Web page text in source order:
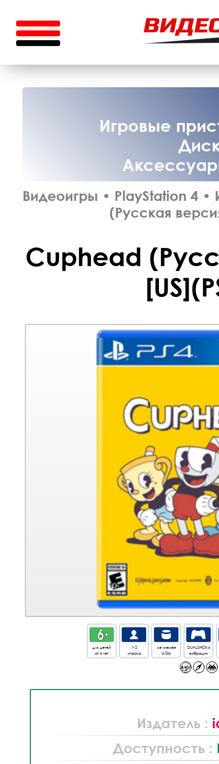
Игровые
Видеоигры • PlayStation 4 •
(Русская
Cuphead
для детей
от 6 лет
1-2
игрока
не менее
6 Gb
DUALSHOK4
вибрация
Издатель :
Доступность :